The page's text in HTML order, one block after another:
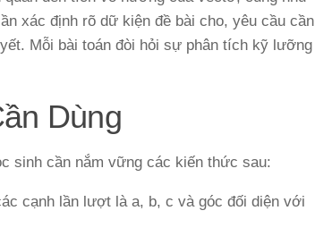
xác định rõ dữ kiện đề bài cho, yêu cầu cần
Mỗi bài toán đòi hỏi sự phân tích kỹ lưỡng
Dùng
sinh cần nắm vững các kiến thức sau:
cạnh lần lượt là a, b, c và góc đối diện với